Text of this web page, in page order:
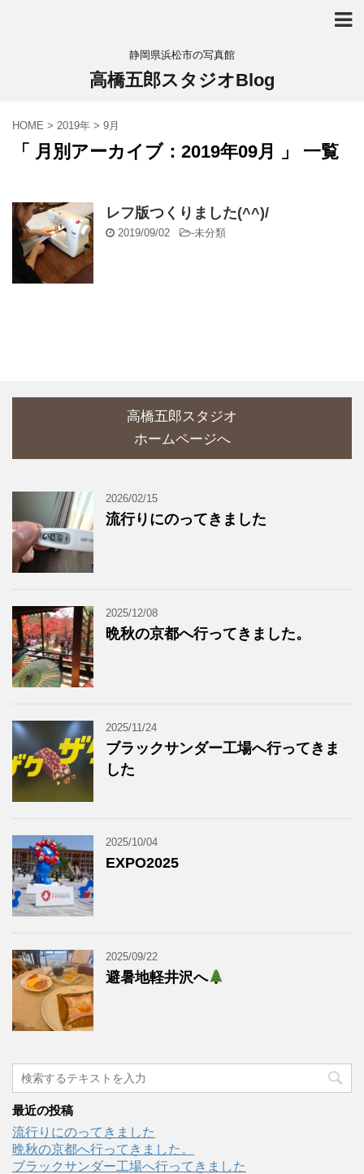
静岡県浜松市の写真館
高橋五郎スタジオBlog
HOME > 2019年 > 9月
「 月別アーカイブ：2019年09月 」 一覧
レフ版つくりました(^^)/
2019/09/02 -未分類
高橋五郎スタジオ
ホームページへ
2026/02/15
流行りにのってきました
2025/12/08
晩秋の京都へ行ってきました。
2025/11/24
ブラックサンダー工場へ行ってきま
した
2025/10/04
EXPO2025
2025/09/22
避暑地軽井沢へ
最近の投稿
流行りにのってきました
晩秋の京都へ行ってきました。
ブラックサンダー工場へ行ってきました